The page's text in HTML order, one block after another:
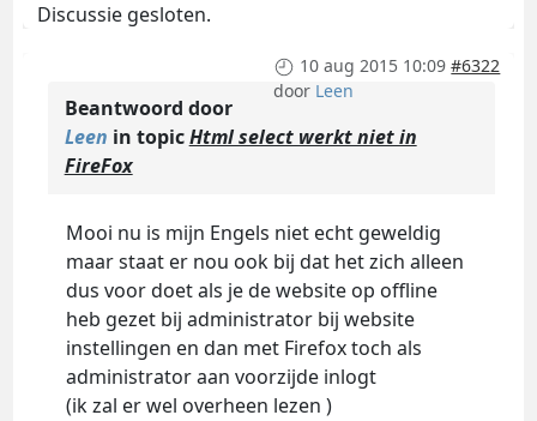
Discussie gesloten.
10 aug 2015 10:09 #6322
door Leen
Beantwoord door
Leen in topicHtml select werkt niet in
FireFox
Mooi nu is mijn Engels niet echt geweldig
maar staat er nou ook bij dat het zich alleen
dus voor doet als je de website op offline
heb gezet bij administrator bij website
instellingen en dan met Firefox toch als
administrator aan voorzijde inlogt
(ik zal er wel overheen lezen )